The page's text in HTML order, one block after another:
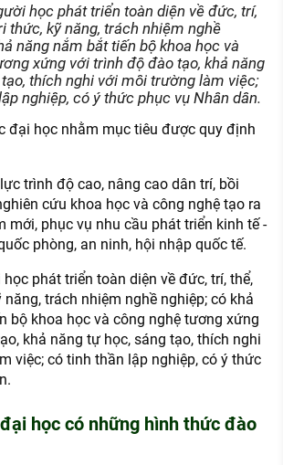
học phát triển toàn diện về đức, trí,
thức, kỹ năng, trách nhiệm nghề
năng nắm bắt tiến bộ khoa học và
xứng với trình độ đào tạo, khả năng
thích nghi với môi trường làm việc;
nghiệp, có ý thức phục vụ Nhân dân.
đại học nhằm mục tiêu được quy định
trình độ cao, nâng cao dân trí, bồi
cứu khoa học và công nghệ tạo ra
mới, phục vụ nhu cầu phát triển kinh tế -
phòng, an ninh, hội nhập quốc tế.
phát triển toàn diện về đức, trí, thể,
năng, trách nhiệm nghề nghiệp; có khả
bộ khoa học và công nghệ tương xứng
khả năng tự học, sáng tạo, thích nghi
việc; có tinh thần lập nghiệp, có ý thức
học có những hình thức đào